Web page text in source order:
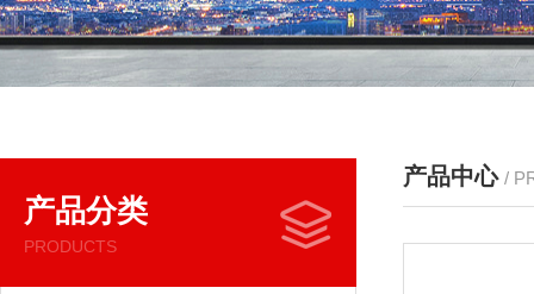
产品分类
PRODUCTS
产品中心 /